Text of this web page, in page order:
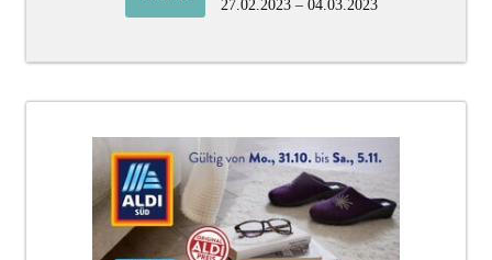
27.02.2023 – 04.03.2023